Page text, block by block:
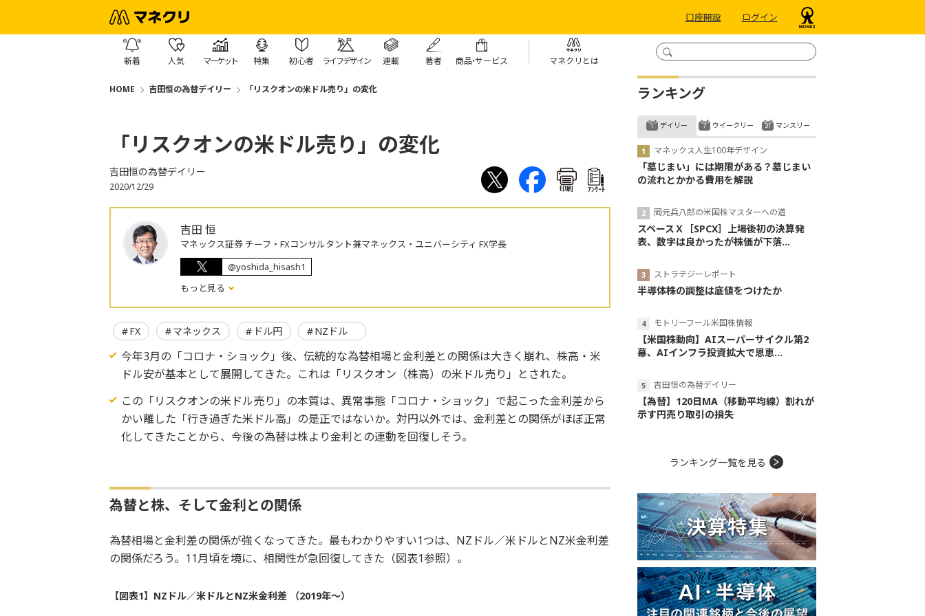
口座開設 ログイン
新着 人気 マーケット 特集 初心者 ライフデザイン 連載 著者 商品・サービス マネクリとは
HOME 吉田恒の為替デイリー 「リスクオンの米ドル売り」の変化
「リスクオンの米ドル売り」の変化
吉田恒の為替デイリー
2020/12/29 印刷 ｱﾝｹｰﾄ
吉田 恒
マネックス証券 チーフ・FXコンサルタント兼マネックス・ユニバーシティ FX学長
@yoshida_hisash1
もっと見る
FX マネックス ドル円 NZドル
今年3月の「コロナ・ショック」後、伝統的な為替相場と金利差との関係は大きく崩れ、株高・米
ドル安が基本として展開してきた。これは「リスクオン（株高）の米ドル売り」とされた。
この「リスクオンの米ドル売り」の本質は、異常事態「コロナ・ショック」で起こった金利差から
かい離した「行き過ぎた米ドル高」の是正ではないか。対円以外では、金利差との関係がほぼ正常
化してきたことから、今後の為替は株より金利との連動を回復しそう。
為替と株、そして金利との関係
為替相場と金利差の関係が強くなってきた。最もわかりやすい1つは、NZドル／米ドルとNZ米金利差
の関係だろう。11月頃を境に、相関性が急回復してきた（図表1参照）。
【図表1】NZドル／米ドルとNZ米金利差 （2019年～）
ランキング
デイリー
マネックス人生100年デザイン
「墓じまい」には期限がある？墓じまい
の流れとかかる費用を解説
岡元兵八郎の米国株マスターへの道
スペースＸ［SPCX］上場後初の決算発
表、数字は良かったが株価が下落...
ストラテジーレポート
半導体株の調整は底値をつけたか
モトリーフール米国株情報
【米国株動向】AIスーパーサイクル第2
幕、AIインフラ投資拡大で恩恵...
吉田恒の為替デイリー
【為替】120日MA（移動平均線）割れが
示す円売り取引の損失
ウイークリー マンスリー
ランキング一覧を見る